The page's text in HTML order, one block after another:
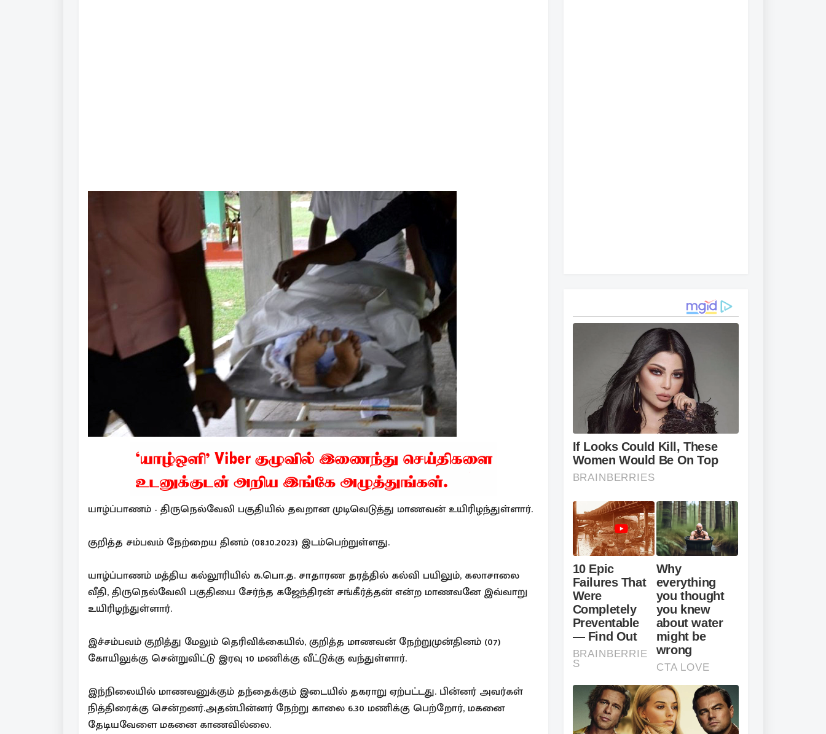
யாழ்ப்பாணம் - திருநெல்வேலி பகுதியில் தவறான முடிவெடுத்து மாணவன் உயிரிழந்துள்ளார்.
குறித்த சம்பவம் நேற்றைய தினம் (08.10.2023) இடம்பெற்றுள்ளது.
யாழ்ப்பாணம் மத்திய கல்லூரியில் க.பொ.த. சாதாரண தரத்தில் கல்வி பயிலும், கலாசாலை
வீதி, திருநெல்வேலி பகுதியை சேர்ந்த கஜேந்திரன் சங்கீர்த்தன் என்ற மாணவனே இவ்வாறு
உயிரிழந்துள்ளார்.
இச்சம்பவம் குறித்து மேலும் தெரிவிக்கையில், குறித்த மாணவன் நேற்றுமுன்தினம் (07)
கோயிலுக்கு சென்றுவிட்டு இரவு 10 மணிக்கு வீட்டுக்கு வந்துள்ளார்.
இந்நிலையில் மாணவனுக்கும் தந்தைக்கும் இடையில் தகராறு ஏற்பட்டது. பின்னர் அவர்கள்
நித்திரைக்கு சென்றனர்.அதன்பின்னர் நேற்று காலை 6.30 மணிக்கு பெற்றோர், மகனை
தேடியவேளை மகனை காணவில்லை.